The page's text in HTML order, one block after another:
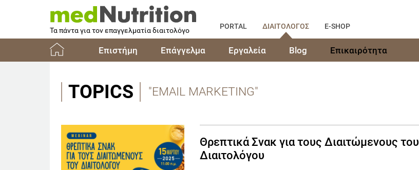
Τα πάντα για τον επαγγελματία διαιτολόγο PORTAL ΔΙΑΙΤΟΛΟΓΟΣ E-SHOP
Επιστήμη Επάγγελμα Εργαλεία Blog Επικαιρότητα
TOPICS "EMAIL MARKETING"
Θρεπτικά Σνακ για τους Διαιτώμενους του
Διαιτολόγου